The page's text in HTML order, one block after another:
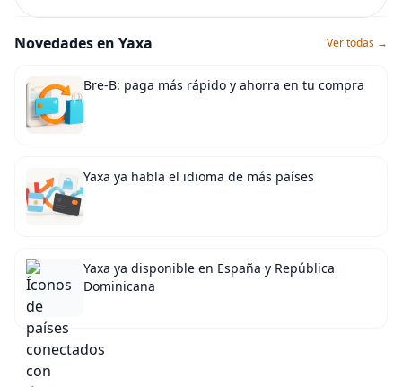
Novedades en Yaxa Ver todas →
Bre-B: paga más rápido y ahorra en tu compra
Yaxa ya habla el idioma de más países
Yaxa ya disponible en España y República
Dominicana